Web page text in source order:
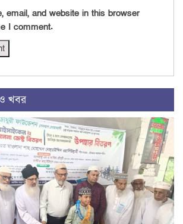
email, and website in this browser
I comment.
খবর